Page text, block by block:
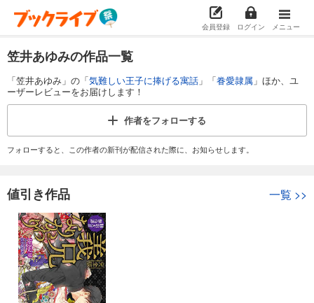
会員登録 ログイン メニュー
笠井あゆみの作品一覧
「笠井あゆみ」の「気難しい王子に捧げる寓話 」「眷愛隷属 」ほか、ユ
ーザーレビューをお届けします！
作者をフォローする
フォローすると、この作者の新刊が配信された際に、お知らせします。
値引き作品 一覧 >>